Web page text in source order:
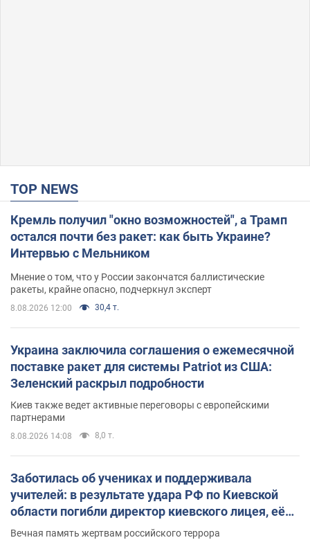
TOP NEWS
Кремль получил "окно возможностей", а Трамп
остался почти без ракет: как быть Украине?
Интервью с Мельником
Мнение о том, что у России закончатся баллистические
ракеты, крайне опасно, подчеркнул эксперт
8.08.2026 12:00 30,4 т.
Украина заключила соглашения о ежемесячной
поставке ракет для системы Patriot из США:
Зеленский раскрыл подробности
Киев также ведет активные переговоры с европейскими
партнерами
8.08.2026 14:08 8,0 т.
Заботилась об учениках и поддерживала
учителей: в результате удара РФ по Киевской
области погибли директор киевского лицея, её
муж и внук
Вечная память жертвам российского террора